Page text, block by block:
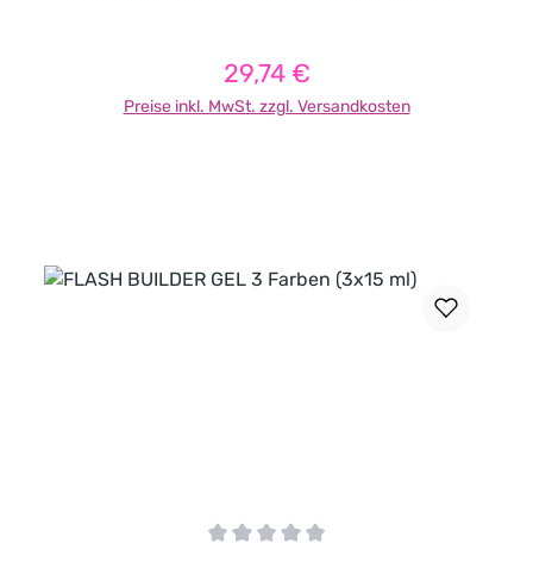
Regulärer Preis:
29,74 €
Preise inkl. MwSt. zzgl. Versandkosten